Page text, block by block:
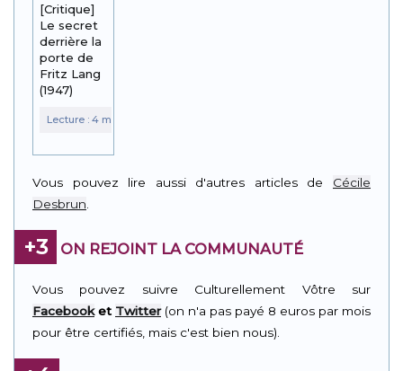
[Critique]
Le secret
derrière la
porte de
Fritz Lang
(1947)
Vous pouvez lire aussi d'autres articles de Cécile
Desbrun.
+3 ON REJOINT LA COMMUNAUTÉ
Vous pouvez suivre Culturellement Vôtre sur
Facebooket Twitter(on n'a pas payé 8 euros par mois
pour être certifiés, mais c'est bien nous).